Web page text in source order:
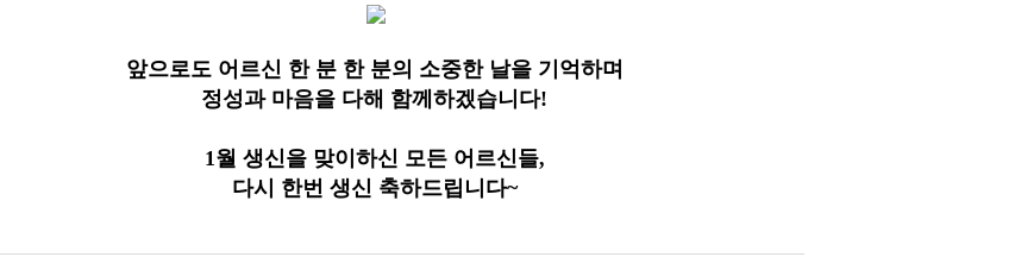
앞으로도 어르신 한 분 한 분의 소중한 날을 기억하며
정성과 마음을 다해 함께하겠습니다!
1월 생신을 맞이하신 모든 어르신들,
다시 한번 생신 축하드립니다~